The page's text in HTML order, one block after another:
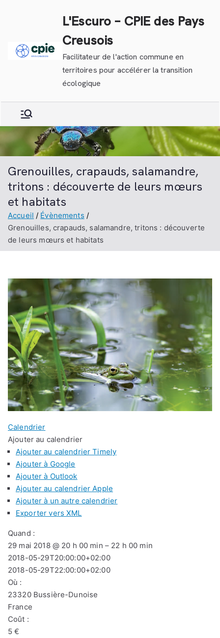
L'Escuro – CPIE des Pays
Creusois
Facilitateur de l'action commune en
territoires pour accélérer la transition
écologique
Grenouilles, crapauds, salamandre,
tritons : découverte de leurs mœurs
et habitats
Accueil
Évènements
Grenouilles, crapauds, salamandre, tritons : découverte
de leurs mœurs et habitats
Calendrier
Ajouter au calendrier
Ajouter au calendrier Timely
Ajouter à Google
Ajouter à Outlook
Ajouter au calendrier Apple
Ajouter à un autre calendrier
Exporter vers XML
Quand :
29 mai 2018 @ 20 h 00 min – 22 h 00 min
2018-05-29T20:00:00+02:00
2018-05-29T22:00:00+02:00
Où :
23320 Bussière-Dunoise
France
Coût :
5 €